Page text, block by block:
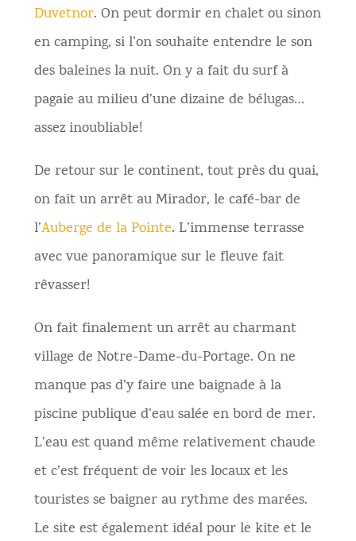
Duvetnor. On peut dormir en chalet ou sinon
en camping, si l’on souhaite entendre le son
des baleines la nuit. On y a fait du surf à
pagaie au milieu d’une dizaine de bélugas…
assez inoubliable!
De retour sur le continent, tout près du quai,
on fait un arrêt au Mirador, le café-bar de
l’Auberge de la Pointe. L’immense terrasse
avec vue panoramique sur le fleuve fait
rêvasser!
On fait finalement un arrêt au charmant
village de Notre-Dame-du-Portage. On ne
manque pas d’y faire une baignade à la
piscine publique d’eau salée en bord de mer.
L’eau est quand même relativement chaude
et c’est fréquent de voir les locaux et les
touristes se baigner au rythme des marées.
Le site est également idéal pour le kite et le